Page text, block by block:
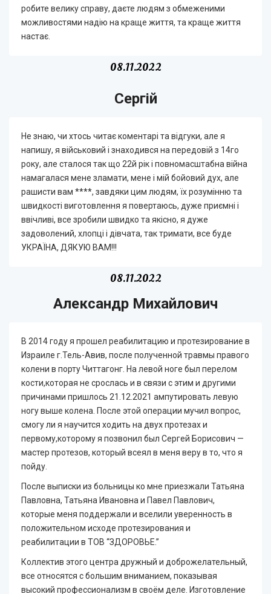
робите велику справу, даєте людям з обмеженими
можливостями надію на краще життя, та краще життя
настає.
08.11.2022
Сергій
Не знаю, чи хтось читає коментарі та відгуки, але я
напишу, я військовий і знаходився на передовій з 14го
року, але сталося так що 22й рік і повномасштабна війна
намагалася мене зламати, мене і мій бойовий дух, але
рашисти вам ****, завдяки цим людям, їх розумінню та
швидкості виготовлення я повертаюсь, дуже приємні і
ввічливі, все зробили швидко та якісно, я дуже
задоволений, хлопці і дівчата, так тримати, все буде
УКРАЇНА, ДЯКУЮ ВАМ!!!
08.11.2022
Александр Михайлович
В 2014 году я прошел реабилитацию и протезирование в
Израиле г.Тель-Авив, после полученной травмы правого
колени в порту Читтагонг. На левой ноге был перелом
кости,которая не срослась и в связи с этим и другими
причинами пришлось 21.12.2021 ампутировать левую
ногу выше колена. После этой операции мучил вопрос,
смогу ли я научится ходить на двух протезах и
первому,которому я позвонил был Сергей Борисович —
мастер протезов, который всеял в меня веру в то, что я
пойду.
После выписки из больницы ко мне приезжали Татьяна
Павловна, Татьяна Ивановна и Павел Павлович,
которые меня поддержали и вселили уверенность в
положительном исходе протезирования и
реабилитации в ТОВ “ЗДОРОВЬЕ.”
Коллектив этого центра дружный и доброжелательный,
все относятся с большим вниманием, показывая
высокий профессионализм в своём деле. Изготовление